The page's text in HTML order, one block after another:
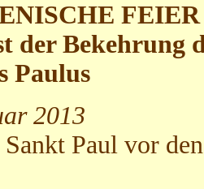
FEIER
der Bekehrung
Paulus
2013
Paul vor den